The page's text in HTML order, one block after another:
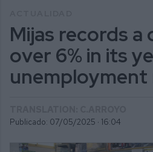
Mijas records a
over 6% in its
unemployment
Publicado: 07/05/2025 · 16:04